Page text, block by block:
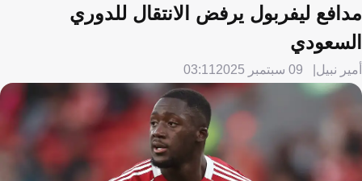
مدافع ليفربول يرفض الانتقال للدوري
السعودي
أمير نبيل 09 سبتمبر 2025 03:11